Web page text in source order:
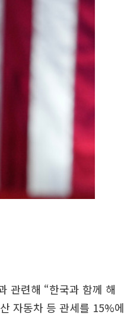
관련해 “한국과 함께 해
자동차 등 관세를 15%에